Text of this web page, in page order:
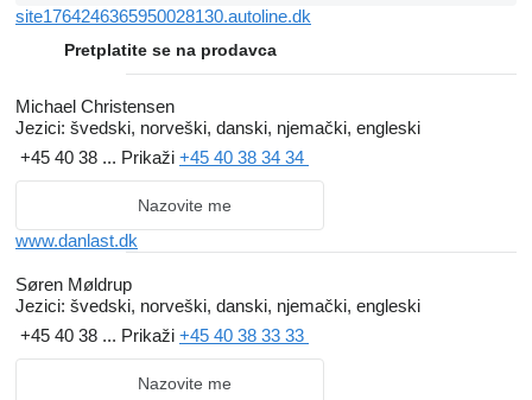
site1764246365950028130.autoline.dk
Pretplatite se na prodavca
Michael Christensen
Jezici: švedski, norveški, danski, njemački, engleski
+45 40 38 ... Prikaži +45 40 38 34 34
Nazovite me
www.danlast.dk
Søren Møldrup
Jezici: švedski, norveški, danski, njemački, engleski
+45 40 38 ... Prikaži +45 40 38 33 33
Nazovite me